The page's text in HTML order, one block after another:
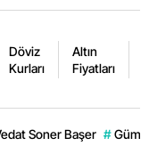
Döviz
Kurları
Altın
Fiyatları
Soner Başer #